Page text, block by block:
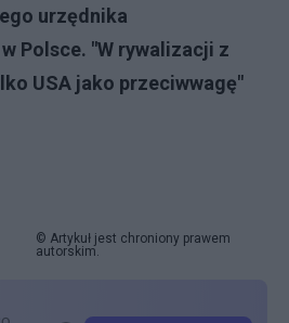
urzędnika
Polsce. "W rywalizacji z
USA jako przeciwwagę"
© Artykuł jest chroniony prawem
autorskim.